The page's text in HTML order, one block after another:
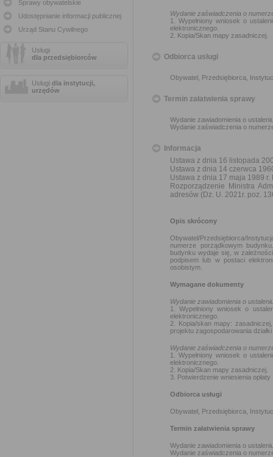
Sprawy obywatelskie
Udostępnianie informacji publicznej
Urząd Stanu Cywilnego
Usługi
dla przedsiębiorców
Usługi dla instytucji,
urzędów
Wydanie zaświadczenia o
1. Wypełniony wniosek o
elektronicznego.
2. Kopia/Skan mapy zasadniczej.
Odbiorca usługi
Obywatel, Przedsiębiorca,
Termin załatwienia sprawy
Wydanie zawiadomienia o
Wydanie zaświadczenia o
Informacja
Ustawa z dnia 16 listopada
Ustawa z dnia 14 czerwca
Ustawa z dnia 17 maja 1989
Rozporządzenie Ministra
adresów (Dz. U. 2021r. poz.
Opis skrócony
Obywatel/Przedsiębiorca/
numerze porządkowym
budynku wydaje się, w
podpisem lub w postaci
osobistym.
Wymagane dokumenty
Wydanie zawiadomienia o
1. Wypełniony wniosek o
elektronicznego.
2. Kopia/skan mapy:
projektu zagospodarowania
Wydanie zaświadczenia o
1. Wypełniony wniosek o
elektronicznego.
2. Kopia/Skan mapy zasadniczej.
3. Potwierdzenie wniesienia opłaty
Odbiorca usługi
Obywatel, Przedsiębiorca,
Termin załatwienia sprawy
Wydanie zawiadomienia o
Wydanie zaświadczenia o